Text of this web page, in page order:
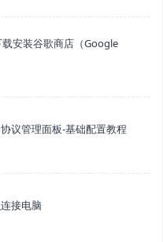
安装谷歌商店（Google
议管理面板-基础配置教程
接电脑